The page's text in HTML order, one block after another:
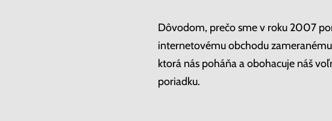
Dôvodom, prečo sme v roku 2007
internetovému obchodu
ktorá nás poháňa a obohacuje náš
poriadku.